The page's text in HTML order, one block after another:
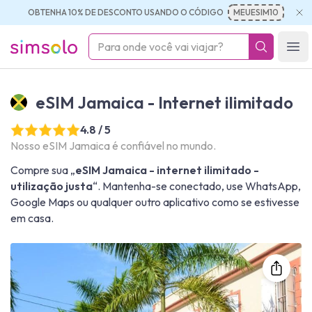
OBTENHA 10% DE DESCONTO USANDO O CÓDIGO MEUESIM10
simsolo
eSIM Jamaica - Internet ilimitado
4.8 / 5
Nosso eSIM Jamaica é confiável no mundo.
Compre sua „eSIM Jamaica - internet ilimitado -
utilização justa“. Mantenha-se conectado, use WhatsApp,
Google Maps ou qualquer outro aplicativo como se estivesse
em casa.